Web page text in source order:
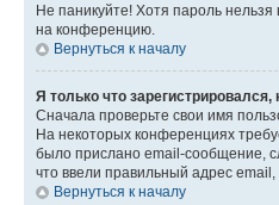
Не паникуйте! Хотя пароль
на конференцию.
Вернуться к началу
Я только что зарегистрировался,
Сначала проверьте свои имя
На некоторых конференциях
было прислано email-сообщение,
что ввели правильный адрес
Вернуться к началу